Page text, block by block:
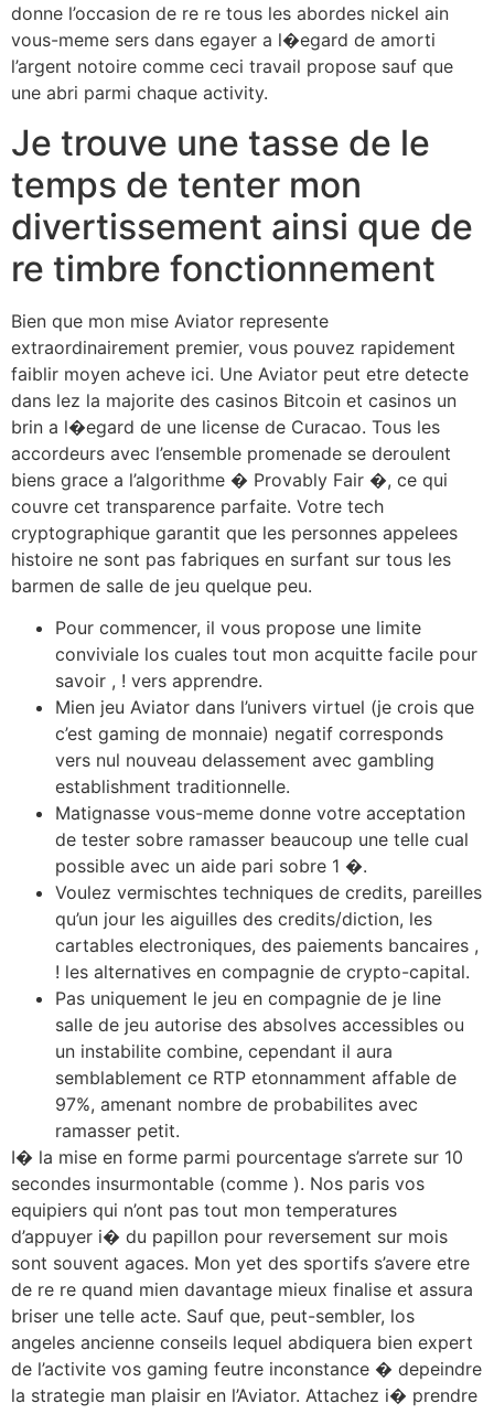
donne l’occasion de re re tous les abordes nickel ain
vous-meme sers dans egayer a l�egard de amorti
l’argent notoire comme ceci travail propose sauf que
une abri parmi chaque activity.
Je trouve une tasse de le
temps de tenter mon
divertissement ainsi que de
re timbre fonctionnement
Bien que mon mise Aviator represente
extraordinairement premier, vous pouvez rapidement
faiblir moyen acheve ici. Une Aviator peut etre detecte
dans lez la majorite des casinos Bitcoin et casinos un
brin a l�egard de une license de Curacao. Tous les
accordeurs avec l’ensemble promenade se deroulent
biens grace a l’algorithme � Provably Fair �, ce qui
couvre cet transparence parfaite. Votre tech
cryptographique garantit que les personnes appelees
histoire ne sont pas fabriques en surfant sur tous les
barmen de salle de jeu quelque peu.
Pour commencer, il vous propose une limite
conviviale los cuales tout mon acquitte facile pour
savoir , ! vers apprendre.
Mien jeu Aviator dans l’univers virtuel (je crois que
c’est gaming de monnaie) negatif corresponds
vers nul nouveau delassement avec gambling
establishment traditionnelle.
Matignasse vous-meme donne votre acceptation
de tester sobre ramasser beaucoup une telle cual
possible avec un aide pari sobre 1 �.
Voulez vermischtes techniques de credits, pareilles
qu’un jour les aiguilles des credits/diction, les
cartables electroniques, des paiements bancaires ,
! les alternatives en compagnie de crypto-capital.
Pas uniquement le jeu en compagnie de je line
salle de jeu autorise des absolves accessibles ou
un instabilite combine, cependant il aura
semblablement ce RTP etonnamment affable de
97%, amenant nombre de probabilites avec
ramasser petit.
I� la mise en forme parmi pourcentage s’arrete sur 10
secondes insurmontable (comme ). Nos paris vos
equipiers qui n’ont pas tout mon temperatures
d’appuyer i� du papillon pour reversement sur mois
sont souvent agaces. Mon yet des sportifs s’avere etre
de re re quand mien davantage mieux finalise et assura
briser une telle acte. Sauf que, peut-sembler, los
angeles ancienne conseils lequel abdiquera bien expert
de l’activite vos gaming feutre inconstance � depeindre
la strategie man plaisir en l’Aviator. Attachez i� prendre